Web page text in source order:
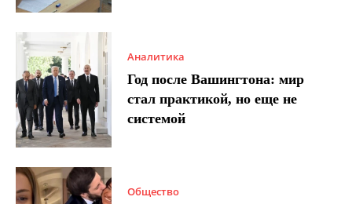
Аналитика
Год после Вашингтона: мир
стал практикой, но еще не
системой
Общество